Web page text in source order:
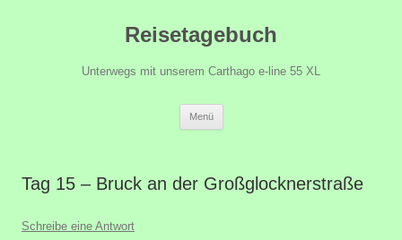
Reisetagebuch
Unterwegs mit unserem Carthago e-line 55 XL
Menü
Tag 15 – Bruck an der Großglocknerstraße
Schreibe eine Antwort